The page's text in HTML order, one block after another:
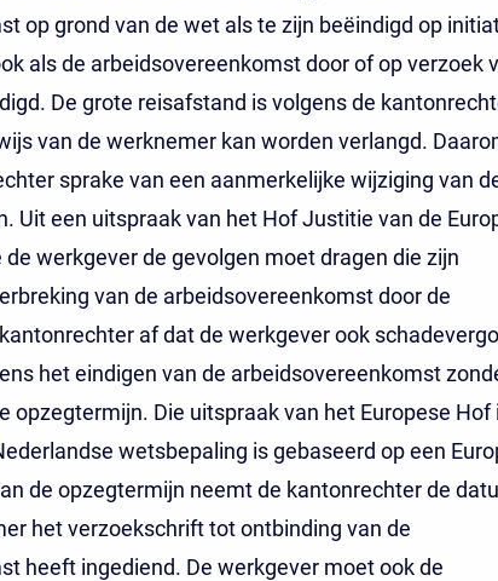
op grond van de wet als te zijn beëindigd op
als de arbeidsovereenkomst door of op verzoek
De grote reisafstand is volgens de
van de werknemer kan worden verlangd.
sprake van een aanmerkelijke wijziging van
Uit een uitspraak van het Hof Justitie van de
werkgever de gevolgen moet dragen die zijn
van de arbeidsovereenkomst door de
af dat de werkgever ook
het eindigen van de arbeidsovereenkomst
opzegtermijn. Die uitspraak van het Europese Hof
wetsbepaling is gebaseerd op een
de opzegtermijn neemt de kantonrechter de
het verzoekschrift tot ontbinding van de
heeft ingediend. De werkgever moet ook de